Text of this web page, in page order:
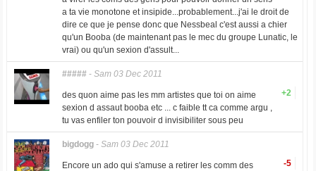
a ta vie monotone et insipide...probablement...j'ai le droit de
dire ce que je pense donc que Nessbeal c'est aussi a chier
qu'un Booba (de maintenant pas le mec du groupe Lunatic, le
vrai) ou qu'un sexion d'assult...
#####- Sam 03 Dec 2011
+2
des quon aime pas les mm artistes que toi on aime
sexion d assaut booba etc ... c faible tt ca comme argu ,
tu vas enfiler ton pouvoir d invisibiliter sous peu
bigdogg- Sam 03 Dec 2011
-5
Encore un ado qui s'amuse a retirer les comm des